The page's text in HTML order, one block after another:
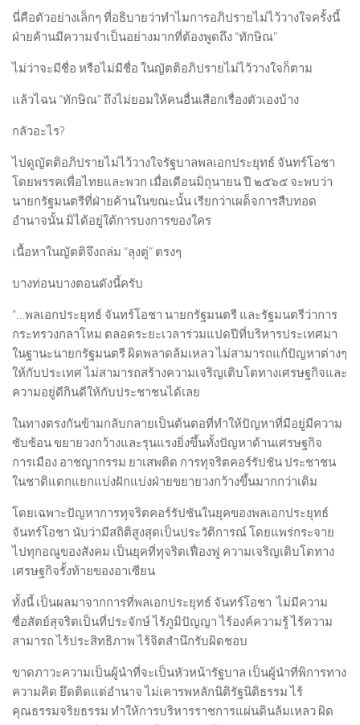
นี่คือตัวอย่างเล็กๆ ที่อธิบายว่าทำไมการอภิปรายไม่ไว้วางใจครั้งนี้
ฝ่ายค้านมีความจำเป็นอย่างมากที่ต้องพูดถึง “ทักษิณ”
ไม่ว่าจะมีชื่อ หรือไม่มีชื่อ ในญัตติอภิปรายไม่ไว้วางใจก็ตาม
แล้วไฉน “ทักษิณ” ถึงไม่ยอมให้คนอื่นเสือกเรื่องตัวเองบ้าง
กลัวอะไร?
ไปดูญัตติอภิปรายไม่ไว้วางใจรัฐบาลพลเอกประยุทธ์ จันทร์โอชา
โดยพรรคเพื่อไทยและพวก เมื่อเดือนมิถุนายน ปี ๒๕๖๕ จะพบว่า
นายกรัฐมนตรีที่ฝ่ายค้านในขณะนั้น เรียกว่าเผด็จการสืบทอด
อำนาจนั้น มิได้อยู่ใต้การบงการของใคร
เนื้อหาในญัตติจึงถล่ม “ลุงตู่” ตรงๆ
บางท่อนบางตอนดังนี้ครับ
“…พลเอกประยุทธ์ จันทร์โอชา นายกรัฐมนตรี และรัฐมนตรีว่าการ
กระทรวงกลาโหม ตลอดระยะเวลาร่วมแปดปีที่บริหารประเทศมา
ในฐานะนายกรัฐมนตรี ผิดพลาดล้มเหลว ไม่สามารถแก้ปัญหาต่างๆ
ให้กับประเทศ ไม่สามารถสร้างความเจริญเติบโตทางเศรษฐกิจและ
ความอยู่ดีกินดีให้กับประชาชนได้เลย
ในทางตรงกันข้ามกลับกลายเป็นต้นตอที่ทำให้ปัญหาที่มีอยู่มีความ
ซับซ้อน ขยายวงกว้างและรุนแรงยิ่งขึ้นทั้งปัญหาด้านเศรษฐกิจ
การเมือง อาชญากรรม ยาเสพติด การทุจริตคอร์รัปชัน ประชาชน
ในชาติแตกแยกแบ่งฝักแบ่งฝ่ายขยายวงกว้างขึ้นมากกว่าเดิม
โดยเฉพาะปัญหาการทุจริตคอร์รัปชันในยุคของพลเอกประยุทธ์
จันทร์โอชา นับว่ามีสถิติสูงสุดเป็นประวัติการณ์ โดยแพร่กระจาย
ไปทุกอณูของสังคม เป็นยุคที่ทุจริตเฟื่องฟู ความเจริญเติบโตทาง
เศรษฐกิจรั้งท้ายของอาเซียน
ทั้งนี้ เป็นผลมาจากการที่พลเอกประยุทธ์ จันทร์โอชา ไม่มีความ
ซื่อสัตย์สุจริตเป็นที่ประจักษ์ ไร้ภูมิปัญญา ไร้องค์ความรู้ ไร้ความ
สามารถ ไร้ประสิทธิภาพ ไร้จิตสำนึกรับผิดชอบ
ขาดภาวะความเป็นผู้นำที่จะเป็นหัวหน้ารัฐบาล เป็นผู้นำที่พิการทาง
ความคิด ยึดติดแต่อำนาจ ไม่เคารพหลักนิติรัฐนิติธรรม ไร้
คุณธรรมจริยธรรม ทำให้การบริหารราชการแผ่นดินล้มเหลว ผิด